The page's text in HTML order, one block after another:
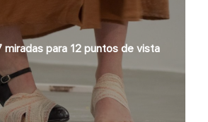
miradas para 12 puntos de vista